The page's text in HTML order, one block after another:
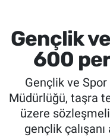
Gençlik
600
Gençlik ve Spor
Müdürlüğü, taşra
üzere
gençlik çalışanı
SPOR
SAĞLIK